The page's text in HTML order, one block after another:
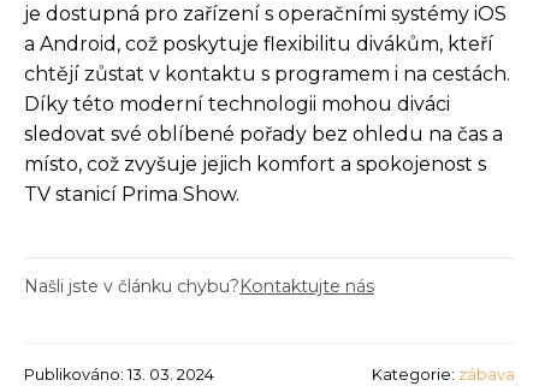
je dostupná pro zařízení s operačními systémy iOS
a Android, což poskytuje flexibilitu divákům, kteří
chtějí zůstat v kontaktu s programem i na cestách.
Díky této moderní technologii mohou diváci
sledovat své oblíbené pořady bez ohledu na čas a
místo, což zvyšuje jejich komfort a spokojenost s
TV stanicí Prima Show.
Našli jste v článku chybu?Kontaktujte nás
Publikováno: 13. 03. 2024 Kategorie: zábava